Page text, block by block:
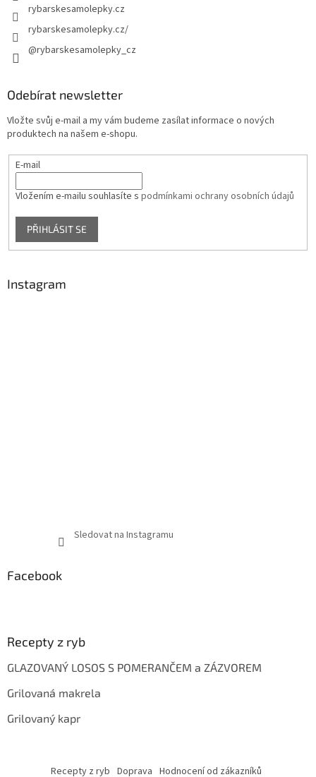
rybarskesamolepky.cz
rybarskesamolepky.cz/
@rybarskesamolepky_cz
Odebírat newsletter
Vložte svůj e-mail a my vám budeme zasílat informace o nových
produktech na našem e-shopu.
E-mail
Vložením e-mailu souhlasíte s podmínkami ochrany osobních údajů
PŘIHLÁSIT SE
Instagram
Sledovat na Instagramu
Facebook
Recepty z ryb
GLAZOVANÝ LOSOS S POMERANČEM a ZÁZVOREM
Grilovaná makrela
Grilovaný kapr
Recepty z ryb Doprava Hodnocení od zákazníků